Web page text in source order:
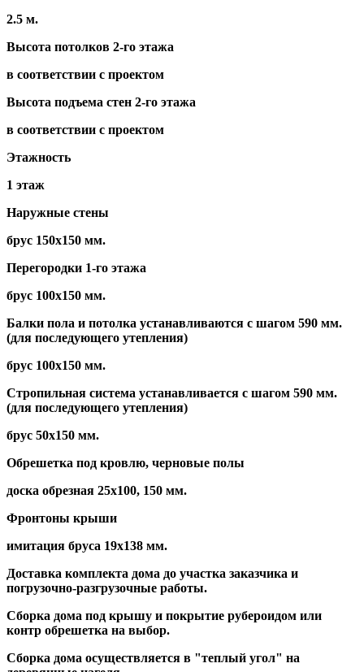
2.5 м.
Высота потолков 2-го этажа
в соответствии с проектом
Высота подъема стен 2-го этажа
в соответствии с проектом
Этажность
1 этаж
Наружные стены
брус 150х150 мм.
Перегородки 1-го этажа
брус 100х150 мм.
Балки пола и потолка устанавливаются с шагом 590 мм.
(для последующего утепления)
брус 100х150 мм.
Стропильная система устанавливается с шагом 590 мм.
(для последующего утепления)
брус 50х150 мм.
Обрешетка под кровлю, черновые полы
доска обрезная 25х100, 150 мм.
Фронтоны крыши
имитация бруса 19х138 мм.
Доставка комплекта дома до участка заказчика и
погрузочно-разгрузочные работы.
Сборка дома под крышу и покрытие рубероидом или
контр обрешетка на выбор.
Сборка дома осуществляется в "теплый угол" на